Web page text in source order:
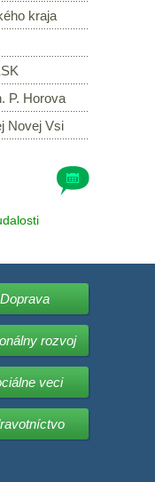
kraja
P. Horova
Novej Vsi
Doprava
rozvoj
veci